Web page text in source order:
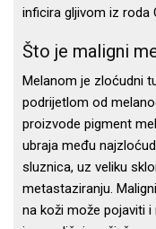
inficira gljivom iz roda
Što je maligni
Melanom je zloćudni
podrijetlom od
proizvode pigment
ubraja među
sluznica, uz veliku
metastaziranju.
na koži može pojaviti